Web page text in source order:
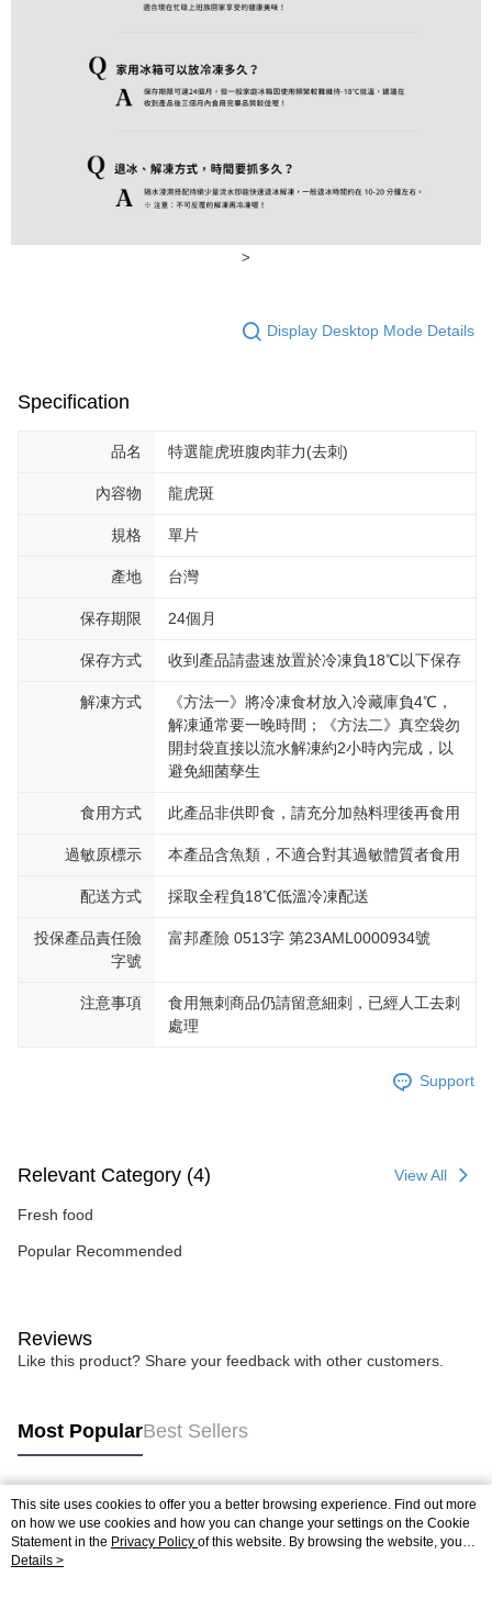
>
Display Desktop Mode Details
Specification
品名 特選龍虎班腹肉菲力(去刺)
內容物 龍虎斑
規格 單片
產地 台灣
保存期限 24個月
保存方式 收到產品請盡速放置於冷凍負18℃以下保存
解凍方式
《方法一》將冷凍食材放入冷藏庫負4℃，
解凍通常要一晚時間；《方法二》真空袋勿
開封袋直接以流水解凍約2小時內完成，以
避免細菌孳生
食用方式 此產品非供即食，請充分加熱料理後再食用
過敏原標示 本產品含魚類，不適合對其過敏體質者食用
配送方式 採取全程負18℃低溫冷凍配送
投保產品責任險
字號
富邦產險 0513字 第23AML0000934號
注意事項
食用無刺商品仍請留意細刺，已經人工去刺
處理
Support
Relevant Category (4) View All
Fresh food
Popular Recommended
Reviews
Like this product? Share your feedback with other customers.
Most PopularBest Sellers
Popular Tags
This site uses cookies to offer you a better browsing experience. Find out more
on how we use cookies and how you can change your settings on the Cookie
Statement in the Privacy Policy of this website. By browsing the website, you
agree to our use of cookies as described in our Cookie Statement.
Details >